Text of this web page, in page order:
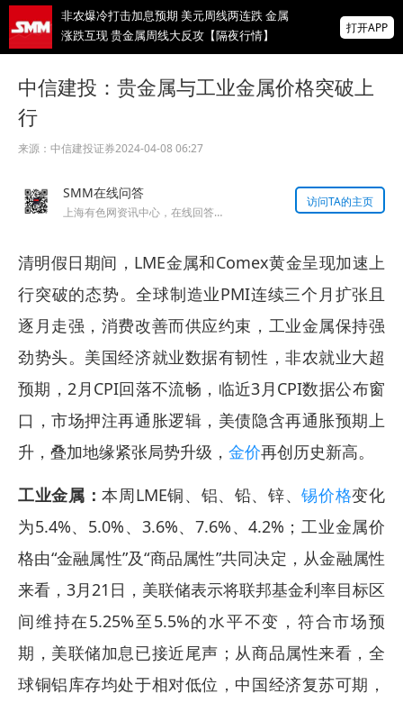
非农爆冷打击加息预期 美元周线两连跌 金属
涨跌互现 贵金属周线大反攻【隔夜行情】
寻锌行业破局发展新机遇
为有色行业打造的神器
打开APP
中信建投：贵金属与工业金属价格突破上
行
来源： 中信建投证券2024-04-08 06:27
SMM在线问答
上海有色网资讯中心，在线回答您的提问！
访问TA的主页
清明假日期间，LME金属和Comex黄金呈现加速上
行突破的态势。全球制造业PMI连续三个月扩张且
逐月走强，消费改善而供应约束，工业金属保持强
劲势头。美国经济就业数据有韧性，非农就业大超
预期，2月CPI回落不流畅，临近3月CPI数据公布窗
口，市场押注再通胀逻辑，美债隐含再通胀预期上
升，叠加地缘紧张局势升级， 金价再创历史新高。
工业金属：本周LME铜、铝、铅、锌、锡价格变化
为5.4%、5.0%、3.6%、7.6%、4.2%；工业金属价
格由“金融属性”及“商品属性”共同决定，从金融属性
来看，3月21日，美联储表示将联邦基金利率目标区
间维持在5.25%至5.5%的水平不变，符合市场预
期，美联储加息已接近尾声；从商品属性来看，全
球铜铝库存均处于相对低位，中国经济复苏可期，